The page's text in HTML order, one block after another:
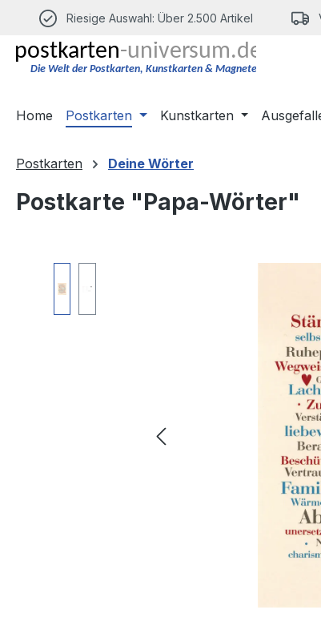
Hauptinhalt springen
Zur Suche springen
Zur Hauptnavigation springen
Riesige Auswahl: Über 2.500 Artikel
Home Postkarten Kunstkarten
Postkarten Deine Wörter
Postkarte "Papa-Wörter"